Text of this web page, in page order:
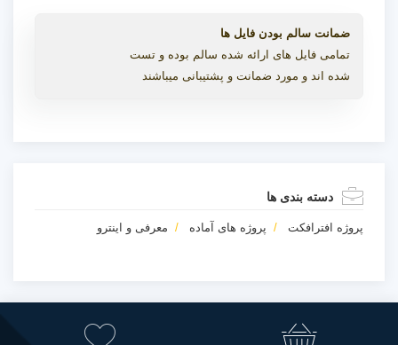
ضمانت سالم بودن فایل ها
تمامی فایل های ارائه شده سالم بوده و تست
شده اند و مورد ضمانت و پشتیبانی میباشند
دسته بندی ها
پروژه افترافکت پروژه های آماده معرفی و اینترو